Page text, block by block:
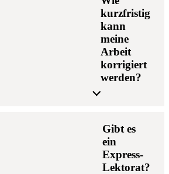
kurzfristig
kann
meine
Arbeit
korrigiert
werden?
Gibt es
ein
Express-
Lektorat?